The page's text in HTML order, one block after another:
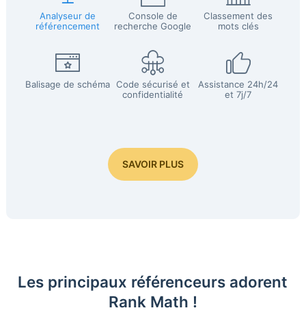
Analyseur de
référencement
Console de
recherche Google
Classement des
mots clés
Balisage de schéma Code sécurisé et
confidentialité
Assistance 24h/24
et 7j/7
SAVOIR PLUS
Les principaux référenceurs adorent
Rank Math !